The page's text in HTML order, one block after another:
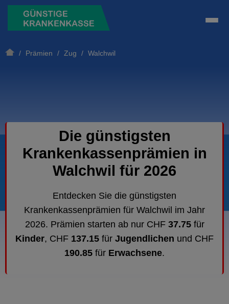
/ Prämien / Zug / Walchwil
Die günstigsten
Krankenkassenprämien in
Walchwil für 2026
Entdecken Sie die günstigsten
Krankenkassenprämien für Walchwil im Jahr
2026. Prämien starten ab nur CHF 37.75für
Kinder, CHF 137.15 für Jugendlichen und CHF
190.85 für Erwachsene.